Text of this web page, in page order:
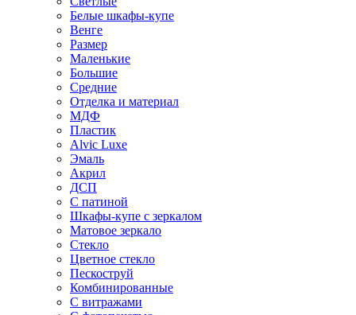
Белые шкафы-купе
Венге
Размер
Маленькие
Большие
Средние
Отделка и материал
МДФ
Пластик
Alvic Luxe
Эмаль
Акрил
ДСП
С патиной
Шкафы-купе с зеркалом
Матовое зеркало
Стекло
Цветное стекло
Пескоструй
Комбинированные
С витражами